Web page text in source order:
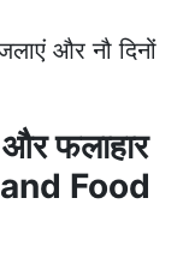
और नौ दिनों
फलाहार
Food